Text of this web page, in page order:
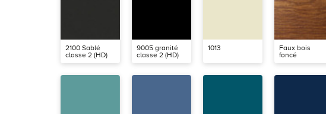
2100 Sablé
classe 2 (HD)
9005 granité
classe 2 (HD)
1013
Faux bois
foncé